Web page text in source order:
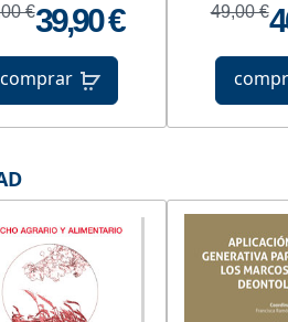
€39,90 €
comprar
49,00 €